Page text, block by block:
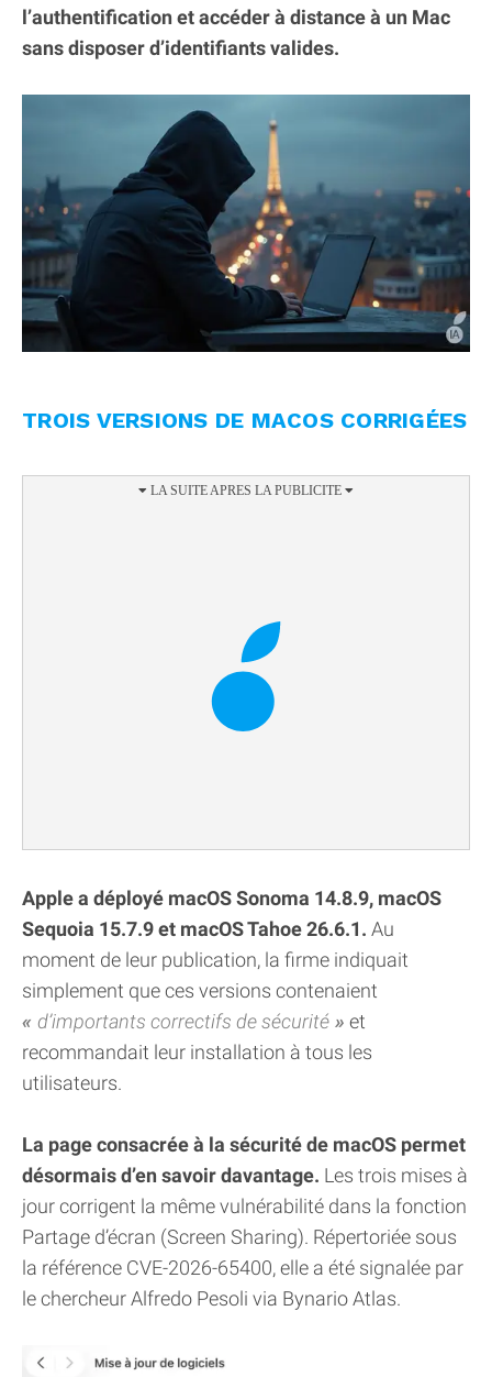
l’authentification et accéder à distance à un Mac
sans disposer d’identifiants valides.
TROIS VERSIONS DE MACOS CORRIGÉES
Apple a déployé macOS Sonoma 14.8.9, macOS
Sequoia 15.7.9 et macOS Tahoe 26.6.1. Au
moment de leur publication, la firme indiquait
simplement que ces versions contenaient
d’importants correctifs de sécurité
et
recommandait leur installation à tous les
utilisateurs.
La page consacrée à la sécurité de macOS permet
désormais d’en savoir davantage. Les trois mises à
jour corrigent la même vulnérabilité dans la fonction
Partage d’écran (Screen Sharing). Répertoriée sous
la référence CVE-2026-65400, elle a été signalée par
le chercheur Alfredo Pesoli via Bynario Atlas.